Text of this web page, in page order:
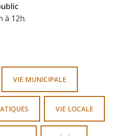
à 12h.
VIE MUNICIPALE
VIE LOCALE